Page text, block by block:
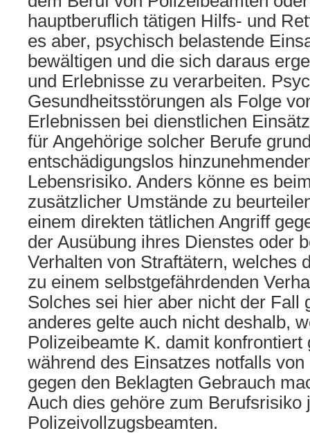
hauptberuflich tätigen Hilfs- und
es aber, psychisch belastende
bewältigen und die sich daraus
und Erlebnisse zu verarbeiten.
Gesundheitsstörungen als Folge
Erlebnissen bei dienstlichen
für Angehörige solcher Berufe
entschädigungslos
Lebensrisiko. Anders könne es
zusätzlicher Umstände zu
einem direkten tätlichen Angriff
der Ausübung ihres Dienstes oder
Verhalten von Straftätern, welches
zu einem selbstgefährdenden
Solches sei hier aber nicht der Fall
anderes gelte auch nicht deshalb,
Polizeibeamte K. damit konfrontiert
während des Einsatzes notfalls
gegen den Beklagten Gebrauch
Auch dies gehöre zum Berufsrisiko
Polizeivollzugsbeamten.